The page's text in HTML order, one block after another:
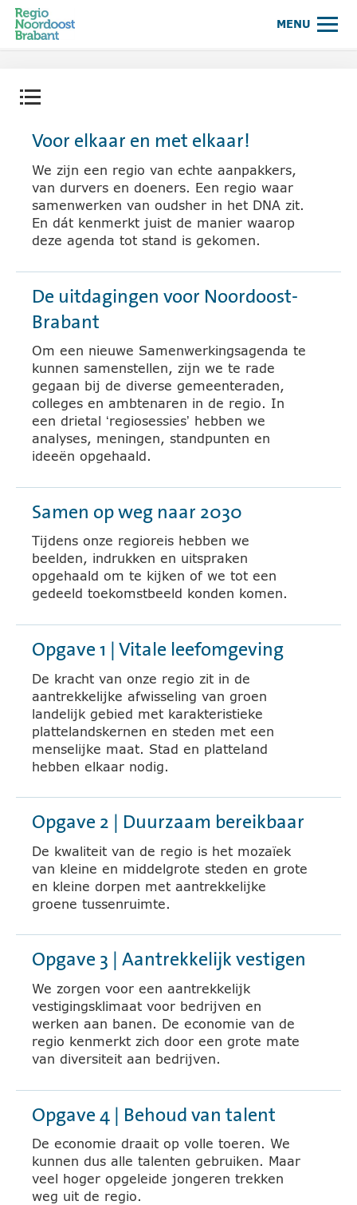
Samenwerkingsagenda Regio
MENU
Voor elkaar en met elkaar!
We zijn een regio van echte aanpakkers,
van durvers en doeners. Een regio waar
samenwerken van oudsher in het DNA zit.
En dát kenmerkt juist de manier waarop
deze agenda tot stand is gekomen.
De uitdagingen voor Noordoost-
Brabant
Om een nieuwe Samenwerkingsagenda te
kunnen samenstellen, zijn we te rade
gegaan bij de diverse gemeenteraden,
colleges en ambtenaren in de regio. In
een drietal ‘regiosessies’ hebben we
analyses, meningen, standpunten en
ideeën opgehaald.
Samen op weg naar 2030
Tijdens onze regioreis hebben we
beelden, indrukken en uitspraken
opgehaald om te kijken of we tot een
gedeeld toekomstbeeld konden komen.
Opgave 1 | Vitale leefomgeving
De kracht van onze regio zit in de
aantrekkelijke afwisseling van groen
landelijk gebied met karakteristieke
plattelandskernen en steden met een
menselijke maat. Stad en platteland
hebben elkaar nodig.
Opgave 2 | Duurzaam bereikbaar
De kwaliteit van de regio is het mozaïek
van kleine en middelgrote steden en grote
en kleine dorpen met aantrekkelijke
groene tussenruimte.
Opgave 3 | Aantrekkelijk vestigen
We zorgen voor een aantrekkelijk
vestigingsklimaat voor bedrijven en
werken aan banen. De economie van de
regio kenmerkt zich door een grote mate
van diversiteit aan bedrijven.
Opgave 4 | Behoud van talent
De economie draait op volle toeren. We
kunnen dus alle talenten gebruiken. Maar
veel hoger opgeleide jongeren trekken
weg uit de regio.